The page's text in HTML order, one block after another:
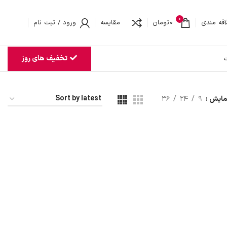
مندی 0
0تومان مقایسه ورود / ثبت نام
تخفیف های روز
9
24
36